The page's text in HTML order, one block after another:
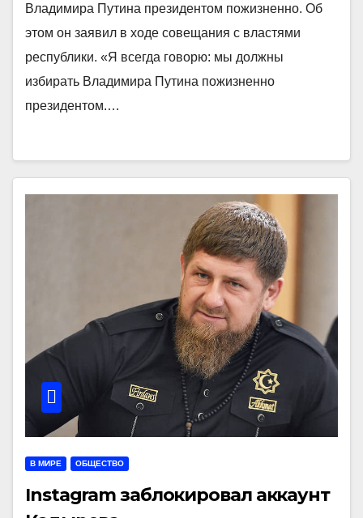
Владимира Путина президентом пожизненно. Об
этом он заявил в ходе совещания с властями
республики. «Я всегда говорю: мы должны
избирать Владимира Путина пожизненно
президентом.…
В МИРЕ ОБЩЕСТВО
Instagram заблокировал аккаунт